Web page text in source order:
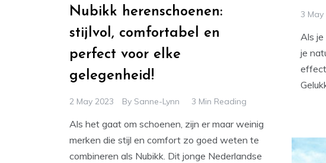
3 May
Als
je
Nubikk herenschoenen:
stijlvol, comfortabel en
perfect voor elke
gelegenheid!
2 May 2023 By Sanne-Lynn 3 Min Reading
Als het gaat om schoenen, zijn er maar weinig
merken die stijl en comfort zo goed weten te
combineren als Nubikk. Dit jonge Nederlandse